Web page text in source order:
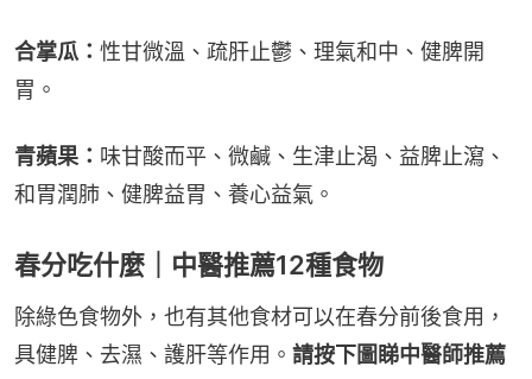
合掌瓜： 性甘微溫、疏肝止鬱、理氣和中、健脾開
胃。
青蘋果： 味甘酸而平、微鹹、生津止渴、益脾止瀉、
和胃潤肺、健脾益胃、養心益氣。
春分吃什麼｜中醫推薦12種食物
除綠色食物外，也有其他食材可以在春分前後食用，
具健脾、去濕、護肝等作用。 請按下圖睇中醫師推薦